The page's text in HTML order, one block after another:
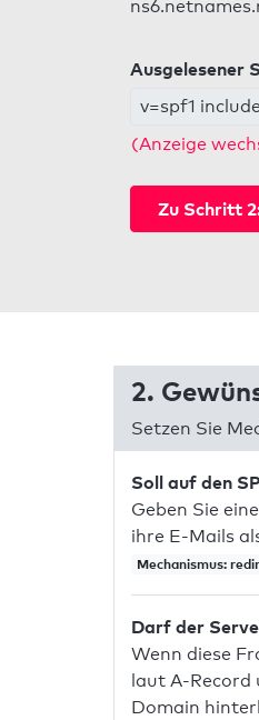
Ausgelesener
v=spf1
(Anzeige
Zu Schritt
2.
Setzen Sie
Soll auf den
Geben Sie
ihre E-Mails
Mechanismus:
Darf der
Wenn diese
laut A-Record
Domain